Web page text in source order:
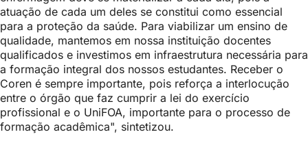
atuação de cada um deles se constitui como essencial
para a proteção da saúde. Para viabilizar um ensino de
qualidade, mantemos em nossa instituição docentes
qualificados e investimos em infraestrutura necessária para
a formação integral dos nossos estudantes. Receber o
Coren é sempre importante, pois reforça a interlocução
entre o órgão que faz cumprir a lei do exercício
profissional e o UniFOA, importante para o processo de
formação acadêmica", sintetizou.